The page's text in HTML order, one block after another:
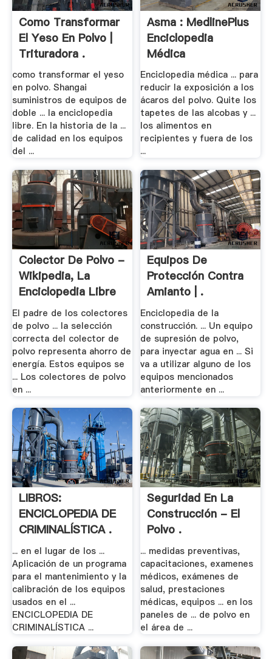
Como Transformar
El Yeso En Polvo |
Trituradora .
como transformar el yeso
en polvo. Shangai
suministros de equipos de
doble ... la enciclopedia
libre. En la historia de la ...
de calidad en los equipos
del ...
Asma : MedlinePlus
Enciclopedia
Médica
Enciclopedia médica ... para
reducir la exposición a los
ácaros del polvo. Quite los
tapetes de las alcobas y ...
los alimentos en
recipientes y fuera de los
...
Colector De Polvo -
Wikipedia, La
Enciclopedia Libre
El padre de los colectores
de polvo ... la selección
correcta del colector de
polvo representa ahorro de
energía. Estos equipos se
... Los colectores de polvo
en ...
Equipos De
Protección Contra
Amianto | .
Enciclopedia de la
construcción. ... Un equipo
de supresión de polvo,
para inyectar agua en ... Si
va a utilizar alguno de los
equipos mencionados
anteriormente en ...
LIBROS:
ENCICLOPEDIA DE
CRIMINALÍSTICA .
... en el lugar de los ...
Aplicación de un programa
para el mantenimiento y la
calibración de los equipos
usados en el ...
ENCICLOPEDIA DE
CRIMINALÍSTICA ...
Seguridad En La
Construcción - El
Polvo .
... medidas preventivas,
capacitaciones, examenes
médicos, exámenes de
salud, prestaciones
médicas, equipos ... en los
paneles de ... de polvo en
el área de ...